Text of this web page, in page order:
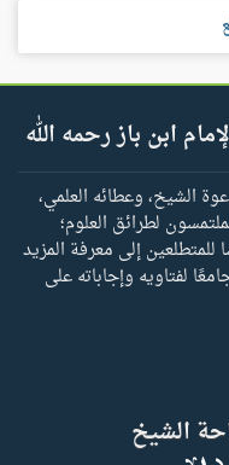
ابن باز رحمه الله
الشيخ، وعطائه العلمي،
لطرائق العلوم؛
للمتطلعين إلى معرفة المزيد
لفتاويه وإجاباته على
الشيخ